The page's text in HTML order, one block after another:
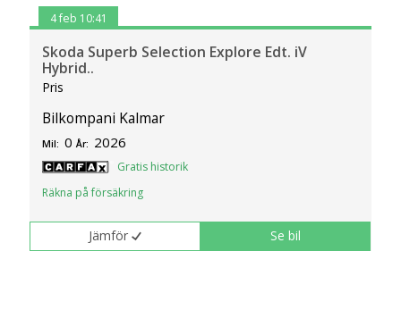
4 feb 10:41
Skoda Superb Selection Explore Edt. iV
Hybrid..
Pris
Bilkompani Kalmar
Mil: 0 År: 2026
Gratis historik
Räkna på försäkring
Jämför Se bil